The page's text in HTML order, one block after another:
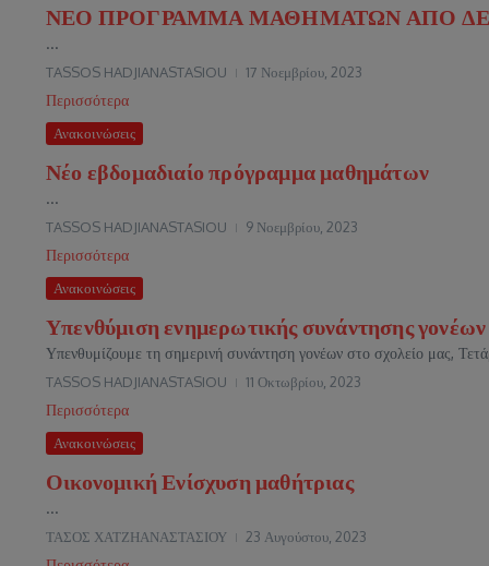
ΝΕΟ ΠΡΟΓΡΑΜΜΑ ΜΑΘΗΜΑΤΩΝ ΑΠΟ
...
TASSOS HADJIANASTASIOU 17 Νοεμβρίου, 2023
Περισσότερα
Ανακοινώσεις
Νέο εβδομαδιαίο πρόγραμμα μαθημάτων
...
TASSOS HADJIANASTASIOU 9 Νοεμβρίου, 2023
Περισσότερα
Ανακοινώσεις
Υπενθύμιση ενημερωτικής συνάντησης γονέων
Υπενθυμίζουμε τη σημερινή συνάντηση γονέων στο σχολείο μας,
TASSOS HADJIANASTASIOU 11 Οκτωβρίου, 2023
Περισσότερα
Ανακοινώσεις
Οικονομική Ενίσχυση μαθήτριας
...
ΤΑΣΟΣ ΧΑΤΖΗΑΝΑΣΤΑΣΙΟΥ 23 Αυγούστου, 2023